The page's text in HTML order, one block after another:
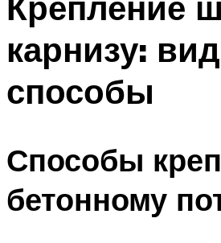
карнизу:
способы
Способы
бетонному